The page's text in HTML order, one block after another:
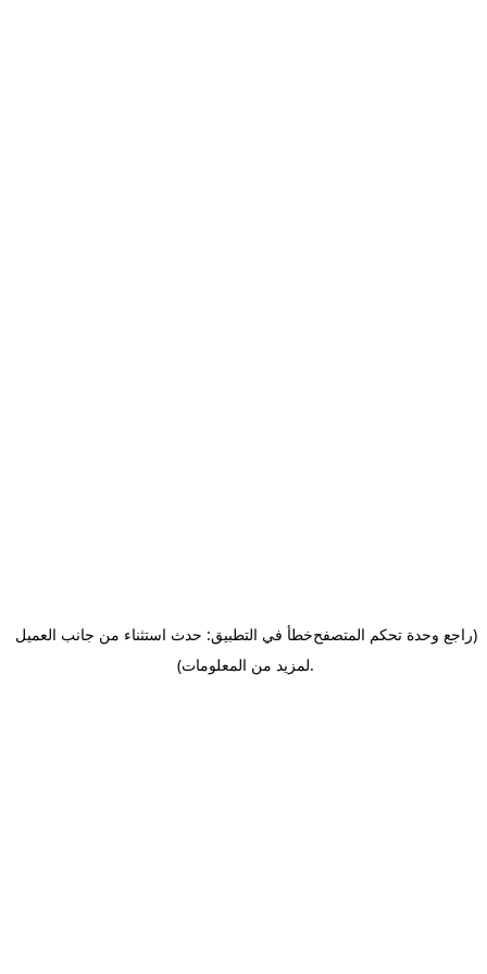
خطأ في التطبيق: حدث استثناء من جانب العميل(راجع وحدة تحكم المتصفح
لمزيد من المعلومات).